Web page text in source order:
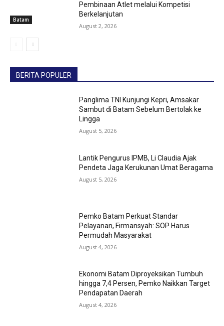
Batam
Pembinaan Atlet melalui Kompetisi
Berkelanjutan
August 2, 2026
BERITA POPULER
Panglima TNI Kunjungi Kepri, Amsakar
Sambut di Batam Sebelum Bertolak ke
Lingga
August 5, 2026
Lantik Pengurus IPMB, Li Claudia Ajak
Pendeta Jaga Kerukunan Umat Beragama
August 5, 2026
Pemko Batam Perkuat Standar
Pelayanan, Firmansyah: SOP Harus
Permudah Masyarakat
August 4, 2026
Ekonomi Batam Diproyeksikan Tumbuh
hingga 7,4 Persen, Pemko Naikkan Target
Pendapatan Daerah
August 4, 2026